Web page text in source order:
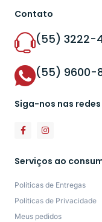
Contato
(55) 3222-
(55) 9600-
Siga-nos nas
Serviços ao
Políticas de Entregas
Políticas de Privacidade
Meus pedidos